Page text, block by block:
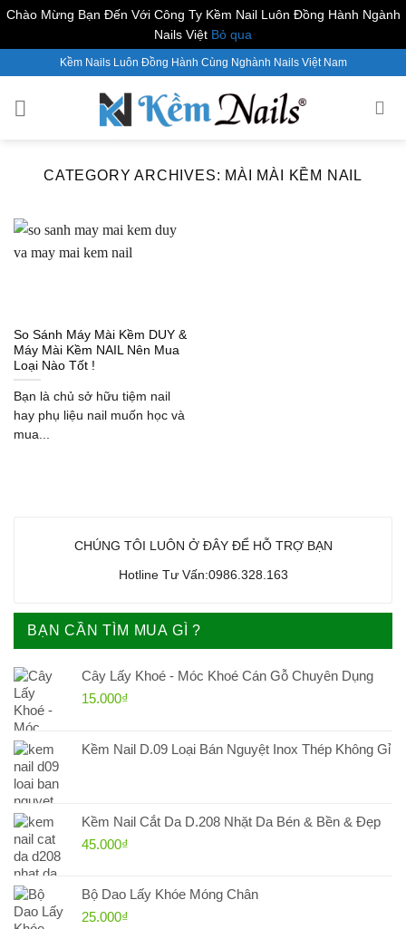
Chào Mừng Bạn Đến Với Công Ty Kềm Nail Luôn Đồng Hành Ngành
Nails Việt Bỏ qua
content
Kềm Nails Luôn Đồng Hành Cùng Nghành Nails Việt Nam
CATEGORY ARCHIVES: MÀI MÀI KỀM NAIL
CHÚNG TÔI LUÔN Ở ĐÂY ĐỂ HỖ TRỢ BẠN
Hotline Tư Vấn:0986.328.163
BẠN CẦN TÌM MUA GÌ ?
Cây Lấy Khoé - Móc Khoé Cán Gỗ Chuyên Dụng
15.000₫
Kềm Nail D.09 Loại Bán Nguyệt Inox Thép Không Gỉ
Kềm Nail Cắt Da D.208 Nhặt Da Bén & Bền & Đẹp
45.000₫
Bộ Dao Lấy Khóe Móng Chân
25.000₫
So Sánh Máy Mài Kềm DUY &
Máy Mài Kềm NAIL Nên Mua
Loại Nào Tốt !
Bạn là chủ sở hữu tiệm nail
hay phụ liệu nail muốn học và
mua...